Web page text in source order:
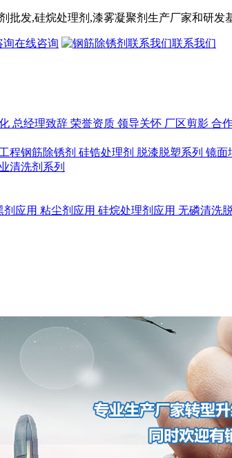
批发,硅烷处理剂 ,漆雾凝聚剂 生产厂家和研发
在线咨询 联系我们
总经理致辞 荣誉资质 领导关怀 厂区剪影 合
工程钢筋除锈剂 硅锆处理剂 脱漆脱塑系列 镜面
清洗剂系列
剂应用 粘尘剂应用 硅烷处理剂应用 无磷清洗